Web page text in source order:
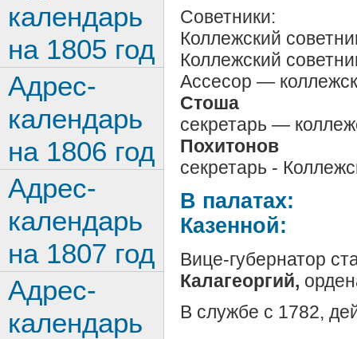
Советники:
Коллежский
Коллежский
Ассесор —
Стоша
секретарь —
Похитонов
секретарь -
В палатах:
Казенной:
Вице-губернатор
Калагеоргий,
В службе с 1782,
календарь
на 1805 год
Адрес-
календарь
на 1806 год
Адрес-
календарь
на 1807 год
Адрес-
календарь